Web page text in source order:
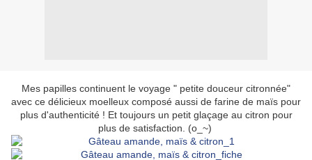
Mes papilles continuent le voyage " petite douceur citronnée"
avec ce délicieux moelleux composé aussi de farine de maïs pour
plus d'authenticité ! Et toujours un petit glaçage au citron pour
plus de satisfaction. (o_~)